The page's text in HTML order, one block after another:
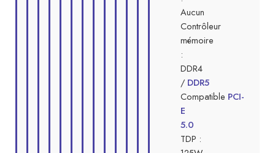
Aucun
Contrôleur
mémoire
:
DDR4
/ DDR5
Compatible PCI-
E
5.0
TDP :